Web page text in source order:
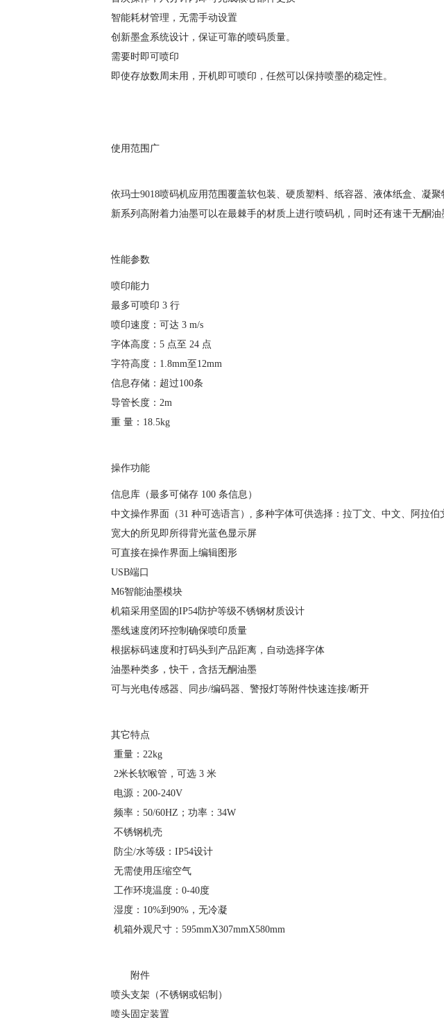
智能耗材管理，无需手动设置
创新墨盒系统设计，保证可靠的喷码质量。
需要时即可喷印
即使存放数周未用，开机即可喷印，任然可以保持喷墨的稳定性。
使用范围广
依玛士9018喷码机应用范围覆盖软包装、硬质塑料、纸容器、液体纸盒、凝聚
新系列高附着力油墨可以在最棘手的材质上进行喷码机，同时还有速干无酮油
性能参数
喷印能力
最多可喷印 3 行
喷印速度：可达 3 m/s
字体高度：5 点至 24 点
字符高度：1.8mm至12mm
信息存储：超过100条
导管长度：2m
重 量：18.5kg
操作功能
信息库（最多可储存 100 条信息）
中文操作界面（31 种可选语言）, 多种字体可供选择：拉丁文、中文、阿拉伯
宽大的所见即所得背光蓝色显示屏
可直接在操作界面上编辑图形
USB端口
M6智能油墨模块
机箱采用坚固的IP54防护等级不锈钢材质设计
墨线速度闭环控制确保喷印质量
根据标码速度和打码头到产品距离，自动选择字体
油墨种类多，快干，含括无酮油墨
可与光电传感器、同步/编码器、警报灯等附件快速连接/断开
其它特点
重量：22kg
2米长软喉管，可选 3 米
电源：200-240V
频率：50/60HZ；功率：34W
不锈钢机壳
防尘/水等级：IP54设计
无需使用压缩空气
工作环境温度：0-40度
湿度：10%到90%，无冷凝
机箱外观尺寸：595mmX307mmX580mm
附件
喷头支架（不锈钢或铝制）
喷头固定装置